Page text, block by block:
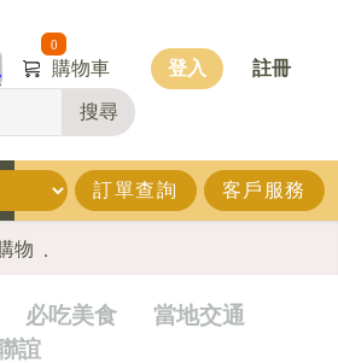
搜尋
0
購物車 登入 註冊
訂單查詢 客戶服務
物 .
必吃美食
當地交通
誼